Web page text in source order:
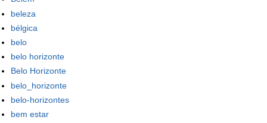
beleza
bélgica
belo
belo horizonte
Belo Horizonte
belo_horizonte
belo-horizontes
bem estar